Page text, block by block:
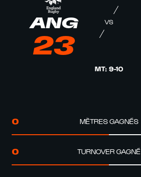
ANG
23
VS
MT: 9-10
0 MÈTRES GAGNÉS
0 TURNOVER GAGNÉ